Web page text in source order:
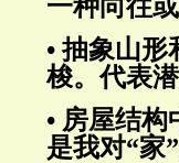
一种向往或
• 抽象山形
梭。代表
• 房屋结
是我对“家